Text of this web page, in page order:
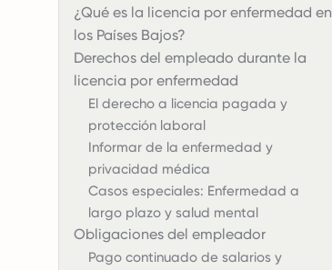
¿Qué es la licencia por enfermedad en
los Países Bajos?
Derechos del empleado durante la
licencia por enfermedad
El derecho a licencia pagada y
protección laboral
Informar de la enfermedad y
privacidad médica
Casos especiales: Enfermedad a
largo plazo y salud mental
Obligaciones del empleador
Pago continuado de salarios y